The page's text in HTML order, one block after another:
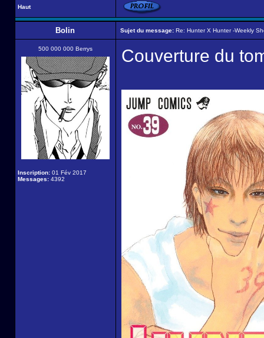
Haut
Bolin Sujet du message: Re: Hunter X Hunter -Weekly
500 000 000 Berrys
Inscription: 01 Fév 2017
Messages: 4392
Couverture du